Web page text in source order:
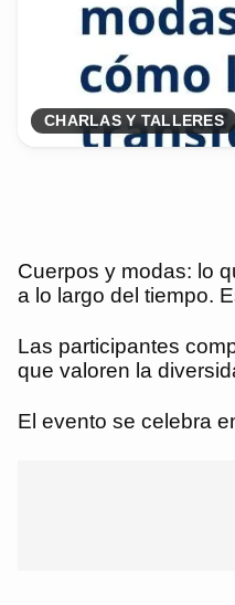
CHARLAS Y TALLERES
Cuerpos y modas: lo
a lo largo del tiempo.
Las participantes
que valoren la
El evento se celebra